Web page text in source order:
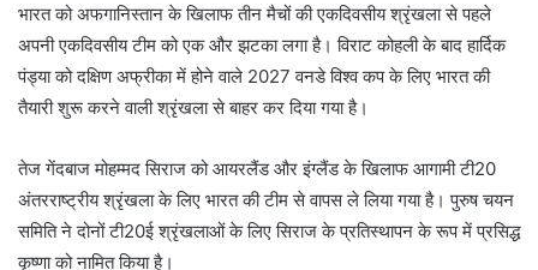
भारत को अफगानिस्तान के खिलाफ तीन मैचों की एकदिवसीय श्रृंखला से पहले
अपनी एकदिवसीय टीम को एक और झटका लगा है। विराट कोहली के बाद हार्दिक
पंड्या को दक्षिण अफ्रीका में होने वाले 2027 वनडे विश्व कप के लिए भारत की
तैयारी शुरू करने वाली श्रृंखला से बाहर कर दिया गया है।
तेज गेंदबाज मोहम्मद सिराज को आयरलैंड और इंग्लैंड के खिलाफ आगामी टी20
अंतरराष्ट्रीय श्रृंखला के लिए भारत की टीम से वापस ले लिया गया है। पुरुष चयन
समिति ने दोनों टी20ई श्रृंखलाओं के लिए सिराज के प्रतिस्थापन के रूप में प्रसिद्ध
कृष्णा को नामित किया है।